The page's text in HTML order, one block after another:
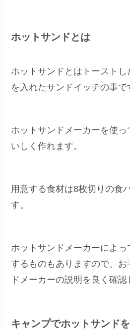
ホットサンドとは
ホットサンドとはトースト
を入れたサンドイッチの事で
ホットサンドメーカーを使
いしく作れます。
用意する食材は8枚切りの食
す。
ホットサンドメーカーによ
するものもありますので、
ドメーカーの説明を良く確認
キャンプでホットサンド